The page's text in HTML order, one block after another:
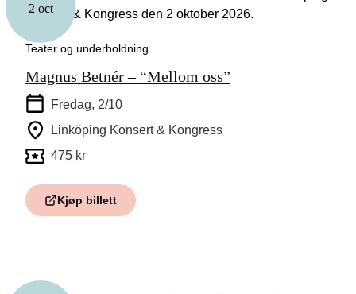
2 oct
Teater og underholdning
Magnus Betnér – “Mellom oss”
Fredag, 2/10
Linköping Konsert & Kongress
475 kr
Kjøp billett